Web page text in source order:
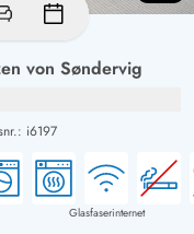
von Søndervig
i6197
Glasfaserinternet